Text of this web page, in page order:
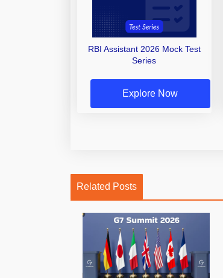
RBI Assistant 2026 Mock Test
Series
Explore Now
Related Posts